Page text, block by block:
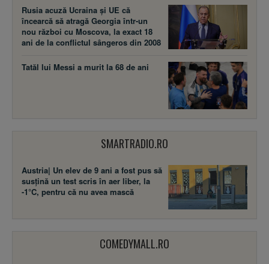
Rusia acuză Ucraina şi UE că
încearcă să atragă Georgia într-un
nou război cu Moscova, la exact 18
ani de la conflictul sângeros din 2008
Tatăl lui Messi a murit la 68 de ani
SMARTRADIO.RO
Austria| Un elev de 9 ani a fost pus să
susţină un test scris în aer liber, la
-1°C, pentru că nu avea mască
COMEDYMALL.RO